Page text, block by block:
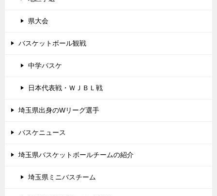
県大会
バスケットボール観戦
中学バスケ
日本代表戦・ＷＪＢＬ戦
埼玉県出身のWリーグ選手
バスケニュース
埼玉県バスケットボールチームの紹介
埼玉県ミニバスチーム